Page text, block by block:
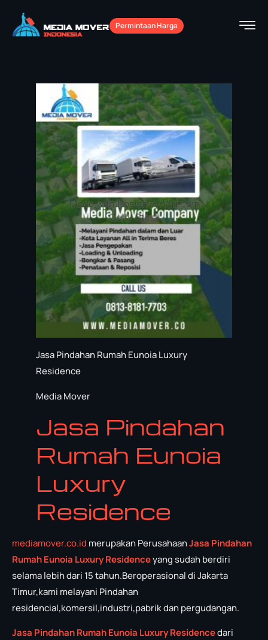
Permintaan Harga
Jasa Pindahan Rumah Eunoia Luxury
Residence
Media Mover
Jasa Pindahan
Rumah Eunoia
Luxury
Residence
mediamover.co.id merupakan PerusahaanJasa Pindahan
Rumah Eunoia Luxury Residenceyang sudah berdiri
selama lebih dari 15 tahun.Beroperasional di Jakarta
Timur,kami melayani Pindahan
residencial,komersil,industri,pabrik dan pergudangan.
Jasa Pindahan Rumah Eunoia Luxury Residencedari